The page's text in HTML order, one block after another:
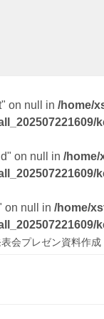
on null in /home/
on null in /home/
on null in /home/
会プレゼン資料作成